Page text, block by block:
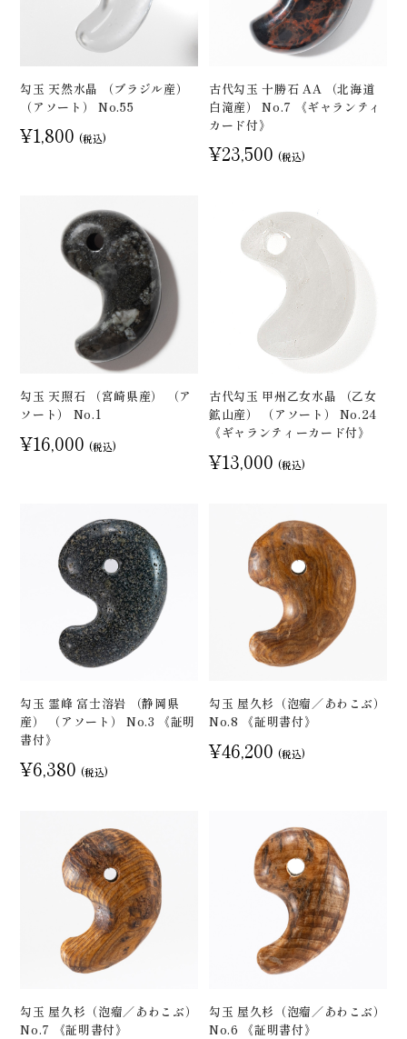
勾玉 天然水晶 （ブラジル産）
（アソート） No.55
¥1,800 (税込)
古代勾玉 十勝石 AA （北海道
白滝産） No.7 《ギャランティ
カード付》
¥23,500 (税込)
勾玉 天照石 （宮崎県産） （ア
ソート） No.1
¥16,000 (税込)
古代勾玉 甲州乙女水晶 （乙女
鉱山産） （アソート） No.24
《ギャランティーカード付》
¥13,000 (税込)
勾玉 霊峰 富士溶岩 （静岡県
産） （アソート） No.3 《証明
書付》
¥6,380 (税込)
勾玉 屋久杉（泡瘤／あわこぶ）
No.8 《証明書付》
¥46,200 (税込)
勾玉 屋久杉（泡瘤／あわこぶ）
No.7 《証明書付》
勾玉 屋久杉（泡瘤／あわこぶ）
No.6 《証明書付》